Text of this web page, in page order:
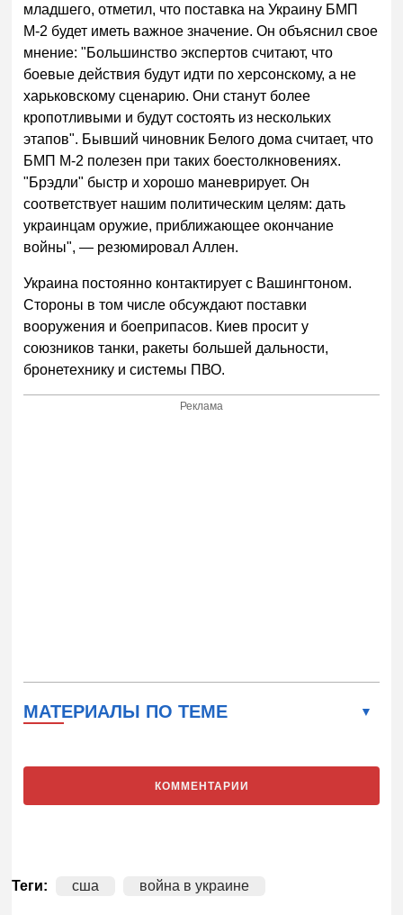
младшего, отметил, что поставка на Украину БМП
М-2 будет иметь важное значение. Он объяснил свое
мнение: "Большинство экспертов считают, что
боевые действия будут идти по херсонскому, а не
харьковскому сценарию. Они станут более
кропотливыми и будут состоять из нескольких
этапов". Бывший чиновник Белого дома считает, что
БМП М-2 полезен при таких боестолкновениях.
"Брэдли" быстр и хорошо маневрирует. Он
соответствует нашим политическим целям: дать
украинцам оружие, приближающее окончание
войны", — резюмировал Аллен.
Украина постоянно контактирует с Вашингтоном.
Стороны в том числе обсуждают поставки
вооружения и боеприпасов. Киев просит у
союзников танки, ракеты большей дальности,
бронетехнику и системы ПВО.
Реклама
МАТЕРИАЛЫ ПО ТЕМЕ
КОММЕНТАРИИ
Теги: сша война в украине